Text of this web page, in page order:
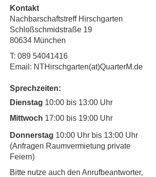
Kontakt
Nachbarschaftstreff Hirschgarten
Schloßschmidstraße 19
80634 München
T: 089 54041416
Email: NTHirschgarten(at)QuarterM.de
Sprechzeiten:
Dienstag 10:00 bis 13:00 Uhr
Mittwoch 17:00 bis 19:00 Uhr
Donnerstag 10:00 Uhr bis 13:00 Uhr
(Anfragen Raumvermietung private
Feiern)
​Bitte nutze auch den Anrufbeantworter,